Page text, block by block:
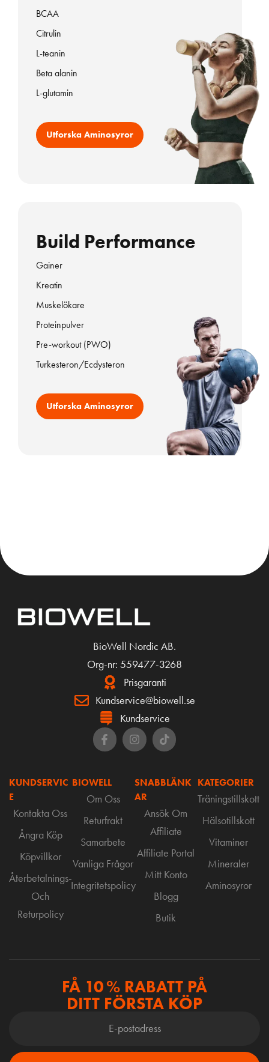
BCAA
Citrulin
L-teanin
Beta alanin
L-glutamin
Utforska Aminosyror
Build Performance
Gainer
Kreatin
Muskelökare
Proteinpulver
Pre-workout (PWO)
Turkesteron/Ecdysteron
Utforska Aminosyror
BioWell Nordic AB.
Org-nr: 559477-3268
Prisgaranti
Kundservice@biowell.se
Kundservice
KUNDSERVIC
E
Kontakta Oss
Ångra Köp
Köpvillkor
Återbetalnings-
Och
Returpolicy
BIOWELL
Om Oss
Returfrakt
Samarbete
Vanliga Frågor
Integritetspolicy
SNABBLÄNK
AR
Ansök Om
Affiliate
Affiliate Portal
Mitt Konto
Blogg
Butik
KATEGORIER
Träningstillskott
Hälsotillskott
Vitaminer
Mineraler
Aminosyror
FÅ 10 % RABATT PÅ
DITT FÖRSTA KÖP